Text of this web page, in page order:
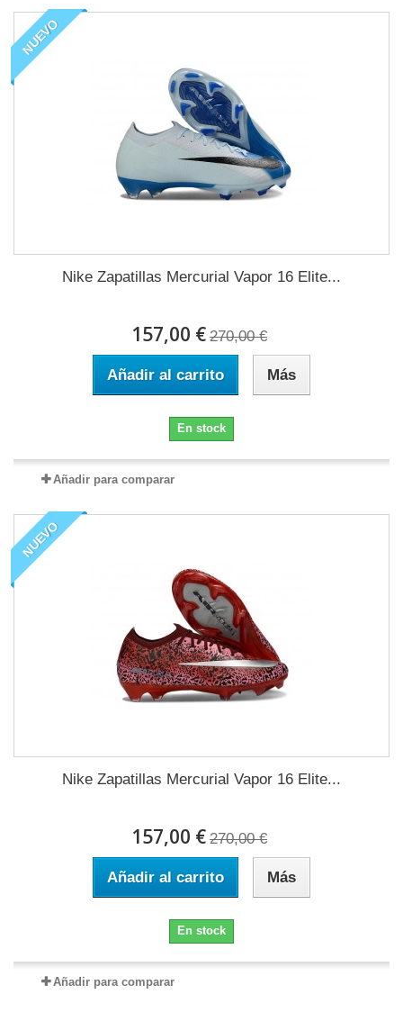
NUEVO
Nike Zapatillas Mercurial Vapor 16 Elite...
157,00 € 270,00 €
Añadir al carrito Más
En stock
Añadir para comparar
NUEVO
Nike Zapatillas Mercurial Vapor 16 Elite...
157,00 € 270,00 €
Añadir al carrito Más
En stock
Añadir para comparar